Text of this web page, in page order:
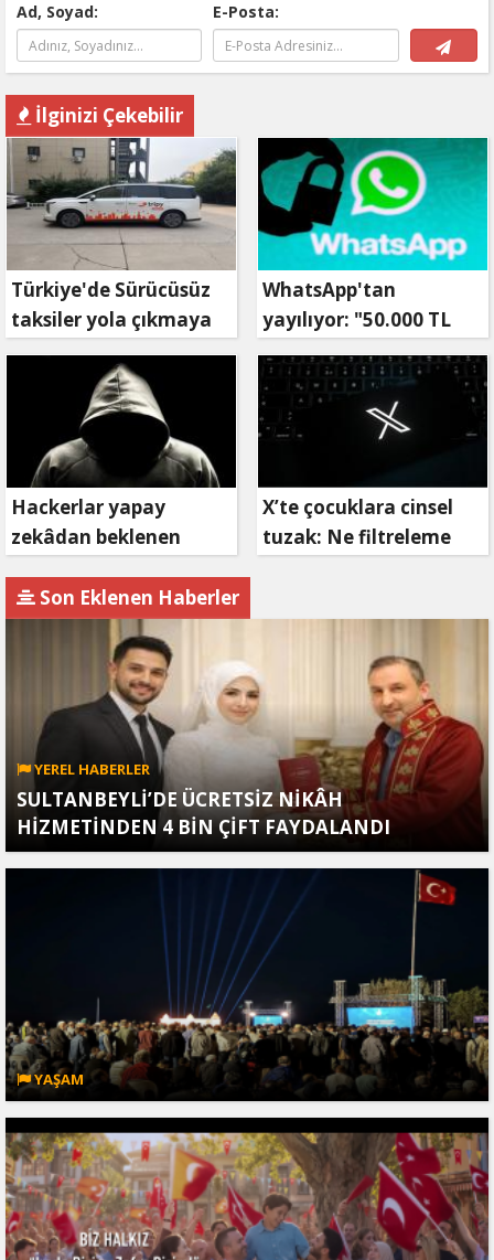
Ad, Soyad: E-Posta:
İlginizi Çekebilir
Türkiye'de Sürücüsüz
taksiler yola çıkmaya
hazırlanıyor
WhatsApp'tan
yayılıyor: "50.000 TL
ödüllü" dolandırıcılık
girişimi!
Hackerlar yapay
zekâdan beklenen
X’te çocuklara cinsel
tuzak: Ne filtreleme
Son Eklenen Haberler
YEREL HABERLER
SULTANBEYLİ’DE ÜCRETSİZ NİKÂH
HİZMETİNDEN 4 BİN ÇİFT FAYDALANDI
YAŞAM